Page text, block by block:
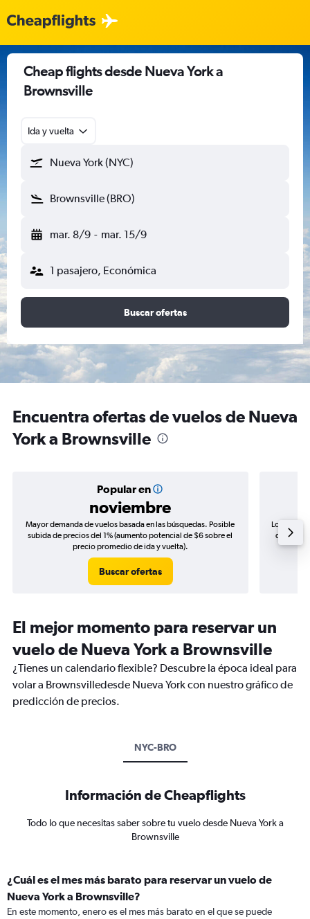
Cheap flights desde Nueva York a
Brownsville
Ida y vuelta
Nueva York (NYC)
Brownsville (BRO)
mar. 8/9 - mar. 15/9
1 pasajero, Económica
Buscar ofertas
Encuentra ofertas de vuelos de Nueva
York a Brownsville
Popular en
noviembre
Mayor demanda de vuelos basada en las búsquedas. Posible
subida de precios del 1% (aumento potencial de $6 sobre el
precio promedio de ida y vuelta).
Buscar ofertas
Los
de
El mejor momento para reservar un
vuelo de Nueva York a Brownsville
¿Tienes un calendario flexible? Descubre la época ideal para
volar a Brownsvilledesde Nueva York con nuestro gráfico de
predicción de precios.
NYC-BRO
Información de Cheapflights
Todo lo que necesitas saber sobre tu vuelo desde Nueva York a
Brownsville
¿Cuál es el mes más barato para reservar un vuelo de
Nueva York a Brownsville?
En este momento, enero es el mes más barato en el que se puede